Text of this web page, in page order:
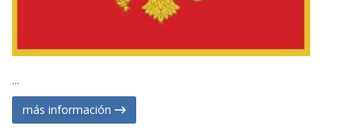
...
más información